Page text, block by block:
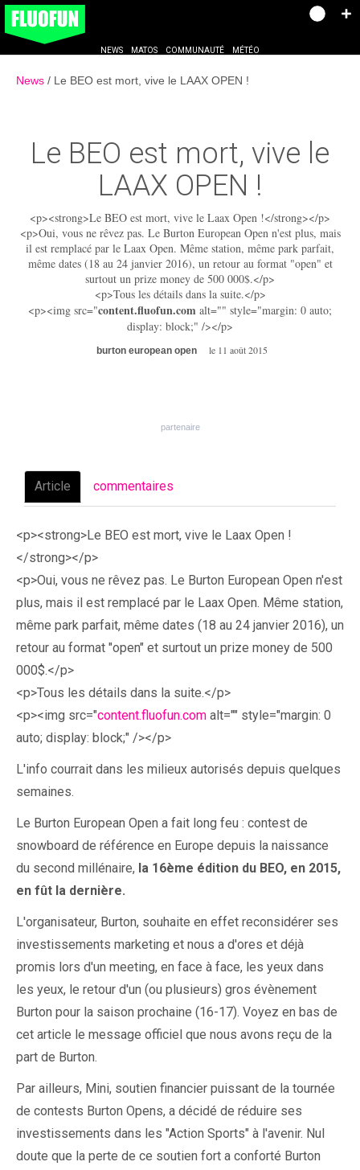
NEWS MATOS COMMUNAUTÉ MÉTÉO
News Le BEO est mort, vive le LAAX OPEN !
Le BEO est mort, vive le
LAAX OPEN !
<p><strong>Le BEO est mort, vive le Laax Open !</strong></p>
<p>Oui, vous ne rêvez pas. Le Burton European Open n'est plus, mais
il est remplacé par le Laax Open. Même station, même park parfait,
même dates (18 au 24 janvier 2016), un retour au format "open" et
surtout un prize money de 500 000$.</p>
<p>Tous les détails dans la suite.</p>
<p><img src="content.fluofun.com alt="" style="margin: 0 auto;
display: block;" /></p>
burton european open le 11 août 2015
Article commentaires
<p><strong>Le BEO est mort, vive le Laax Open !
</strong></p>
<p>Oui, vous ne rêvez pas. Le Burton European Open n'est
plus, mais il est remplacé par le Laax Open. Même station,
même park parfait, même dates (18 au 24 janvier 2016), un
retour au format "open" et surtout un prize money de 500
000$.</p>
<p>Tous les détails dans la suite.</p>
<p><img src="content.fluofun.com alt="" style="margin: 0
auto; display: block;" /></p>
L'info courrait dans les milieux autorisés depuis quelques
semaines.
Le Burton European Open a fait long feu : contest de
snowboard de référence en Europe depuis la naissance
du second millénaire, la 16ème édition du BEO, en 2015,
en fût la dernière.
L'organisateur, Burton, souhaite en effet reconsidérer ses
investissements marketing et nous a d'ores et déjà
promis lors d'un meeting, en face à face, les yeux dans
les yeux, le retour d'un (ou plusieurs) gros évènement
Burton pour la saison prochaine (16-17). Voyez en bas de
cet article le message officiel que nous avons reçu de la
part de Burton.
Par ailleurs, Mini, soutien financier puissant de la tournée
de contests Burton Opens, a décidé de réduire ses
investissements dans les "Action Sports" à l'avenir. Nul
doute que la perte de ce soutien fort a conforté Burton